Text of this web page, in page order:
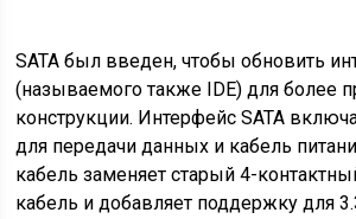
SATA был введен, чтобы обновить
(называемого также IDE) для более
конструкции. Интерфейс SATA
для передачи данных и кабель
кабель заменяет старый 4-
кабель и добавляет поддержку для